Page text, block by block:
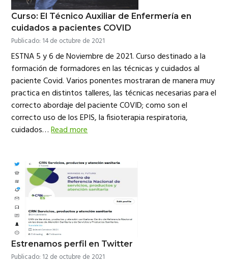
Curso: El Técnico Auxiliar de Enfermería en
cuidados a pacientes COVID
Publicado: 14 de octubre de 2021
ESTNA 5 y 6 de Noviembre de 2021. Curso destinado a la
formación de formadores en las técnicas y cuidados al
paciente Covid. Varios ponentes mostraran de manera muy
practica en distintos talleres, las técnicas necesarias para el
correcto abordaje del paciente COVID; como son el
correcto uso de los EPIS, la fisioterapia respiratoria,
cuidados…Read more
Estrenamos perfil en Twitter
Publicado: 12 de octubre de 2021